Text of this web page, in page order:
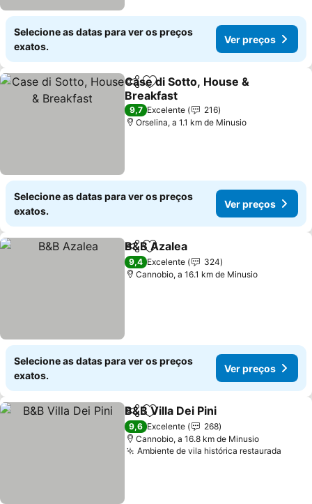
Selecione as datas para ver os preços
exatos.
Ver preços
PartilharAdicionar aos favoritos
Case di Sotto, House &
Breakfast
9,7 Excelente
216
Orselina, a 1.1 km de Minusio
Selecione as datas para ver os preços
exatos.
Ver preços
PartilharAdicionar aos favoritos
B&B Azalea
9,4 Excelente
324
Cannobio, a 16.1 km de Minusio
Selecione as datas para ver os preços
exatos.
Ver preços
PartilharAdicionar aos favoritos
B&B Villa Dei Pini
9,6 Excelente
268
Cannobio, a 16.8 km de Minusio
Ambiente de vila histórica restaurada